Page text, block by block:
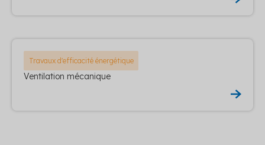
Travaux d'efficacité énergétique
Ventilation mécanique